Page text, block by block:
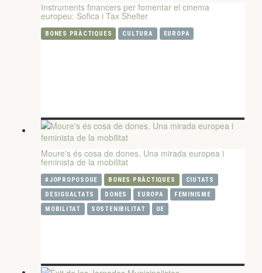
Instruments financers per fomentar el cinema
europeu: Sofica i Tax Shelter
BONES PRÀCTIQUES CULTURA EUROPA
Moure's és cosa de dones. Una mirada europea i
feminista de la mobilitat
#JOPROPOSOUE BONES PRÀCTIQUES
CIUTATS
DESIGUALTATS
DONES EUROPA
FEMINISME
MOBILITAT
SOSTENIBILITAT UE